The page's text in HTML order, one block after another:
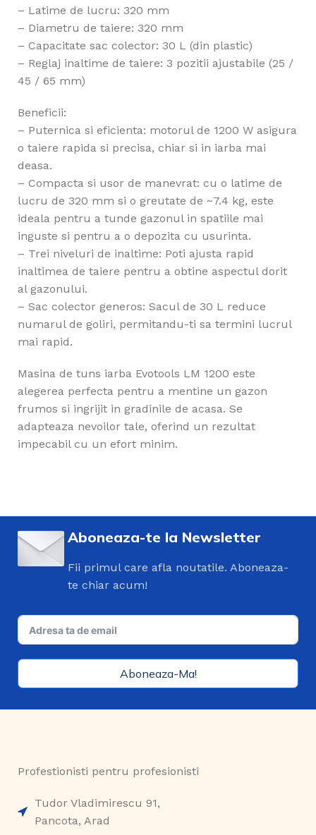
– Latime de lucru: 320 mm
– Diametru de taiere: 320 mm
– Capacitate sac colector: 30 L (din plastic)
– Reglaj inaltime de taiere: 3 pozitii ajustabile (25 /
45 / 65 mm)
Beneficii:
– Puternica si eficienta: motorul de 1200 W asigura
o taiere rapida si precisa, chiar si in iarba mai
deasa.
– Compacta si usor de manevrat: cu o latime de
lucru de 320 mm si o greutate de ~7.4 kg, este
ideala pentru a tunde gazonul in spatiile mai
inguste si pentru a o depozita cu usurinta.
– Trei niveluri de inaltime: Poti ajusta rapid
inaltimea de taiere pentru a obtine aspectul dorit
al gazonului.
– Sac colector generos: Sacul de 30 L reduce
numarul de goliri, permitandu-ti sa termini lucrul
mai rapid.
Masina de tuns iarba Evotools LM 1200 este
alegerea perfecta pentru a mentine un gazon
frumos si ingrijit in gradinile de acasa. Se
adapteaza nevoilor tale, oferind un rezultat
impecabil cu un efort minim.
Aboneaza-te la Newsletter
Fii primul care afla noutatile. Aboneaza-
te chiar acum!
Aboneaza-Ma!
Profestionisti pentru profesionisti
Tudor Vladimirescu 91,
Pancota, Arad